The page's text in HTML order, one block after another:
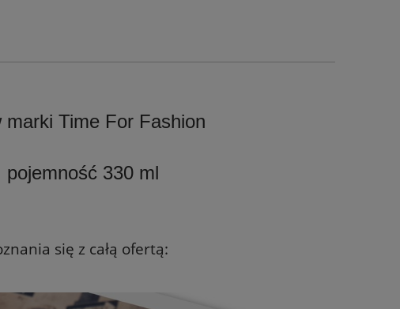
Time For Fashion
330 ml
się z całą ofertą: